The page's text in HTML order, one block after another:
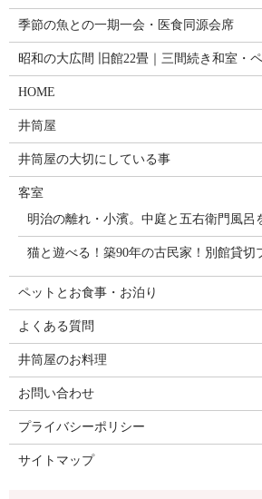
季節の魚との一期一会・医食同源会席
昭和の大広間 旧館22畳｜三間続き和室・
HOME
井筒屋
井筒屋の大切にしている事
客室
明治の離れ・小濱。中庭と五右衛門風呂
猫と遊べる！築90年の古民家！別館貸切
ペットとお食事・お泊り
よくある質問
井筒屋のお料理
お問い合わせ
プライバシーポリシー
サイトマップ